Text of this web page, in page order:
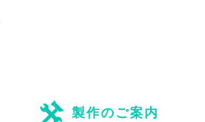
製作のご案内